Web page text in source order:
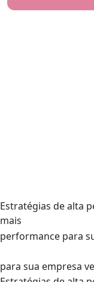
Estratégias de alta
mais
performance para
•
para sua empresa